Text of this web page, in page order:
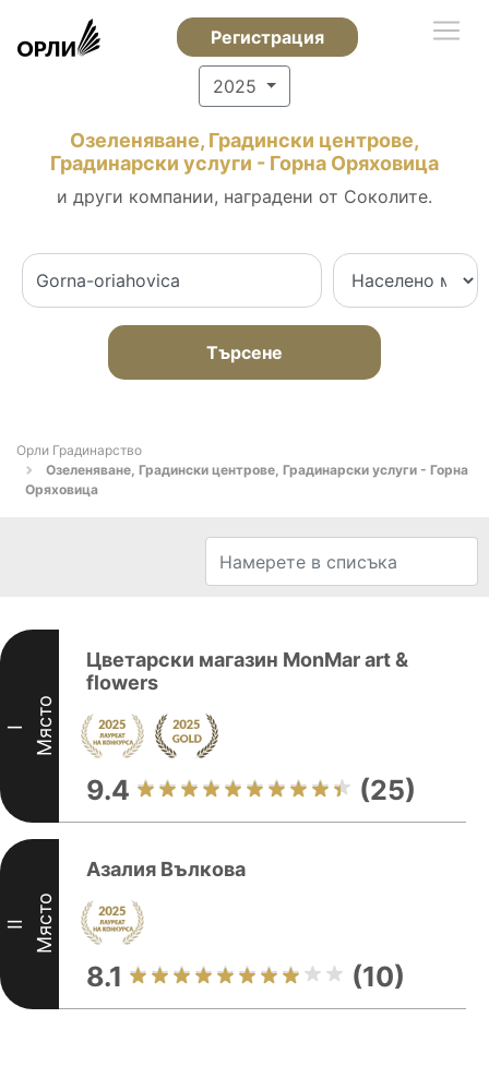
Регистрация
2025
Озеленяване, Градински центрове,
Градинарски услуги - Горна Оряховица
и други компании, наградени от Соколите.
Търсене
Орли Градинарство
Озеленяване, Градински центрове, Градинарски услуги - Горна
Оряховица
I Място
Цветарски магазин MonMar art &
flowers
9.4 (25)
II Място
Азалия Вълкова
8.1 (10)